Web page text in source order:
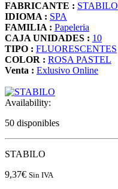
FABRICANTE : STABILO
IDIOMA : SPA
FAMILIA : Papeleria
CAJA UNIDADES : 10
TIPO : FLUORESCENTES
COLOR : ROSA PASTEL
Venta : Exlusivo Online
Availability:
50 disponibles
STABILO
9,37€ Sin IVA